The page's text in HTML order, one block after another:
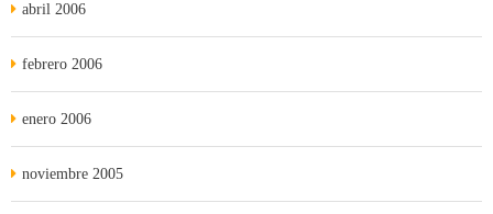
abril 2006
febrero 2006
enero 2006
noviembre 2005